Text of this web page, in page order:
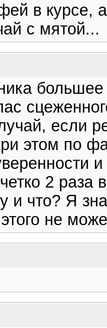
в курсе,
с мятой...
если
этом по
2 раза
и что? Я
не